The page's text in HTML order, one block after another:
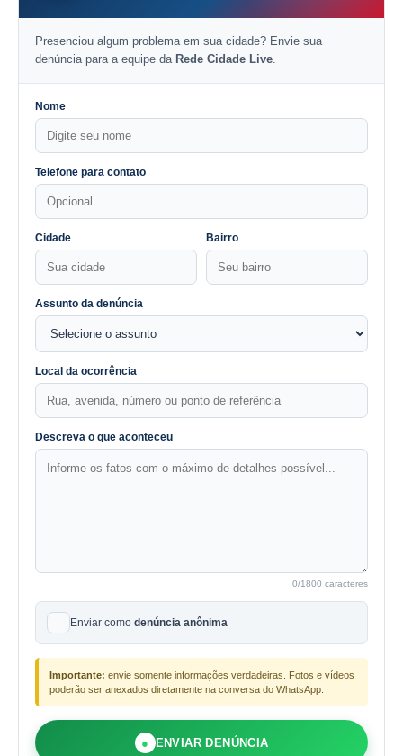
Presenciou algum problema em sua cidade? Envie sua
denúncia para a equipe da Rede Cidade Live.
Nome
Telefone para contato
Cidade Bairro
Assunto da denúncia
Local da ocorrência
Descreva o que aconteceu
0/1800 caracteres
Enviar como denúncia anônima
Importante: envie somente informações verdadeiras. Fotos e vídeos
poderão ser anexados diretamente na conversa do WhatsApp.
● ENVIAR DENÚNCIA